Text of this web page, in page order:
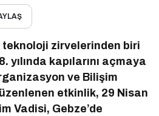
teknoloji zirvelerinden biri
yılında kapılarını açmaya
ve Bilişim
etkinlik, 29 Nisan
Vadisi, Gebze’de